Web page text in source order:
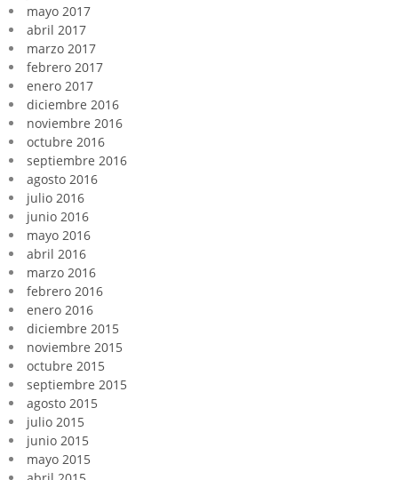
mayo 2017
abril 2017
marzo 2017
febrero 2017
enero 2017
diciembre 2016
noviembre 2016
octubre 2016
septiembre 2016
agosto 2016
julio 2016
junio 2016
mayo 2016
abril 2016
marzo 2016
febrero 2016
enero 2016
diciembre 2015
noviembre 2015
octubre 2015
septiembre 2015
agosto 2015
julio 2015
junio 2015
mayo 2015